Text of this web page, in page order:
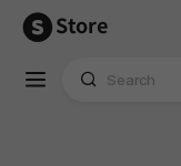
Store